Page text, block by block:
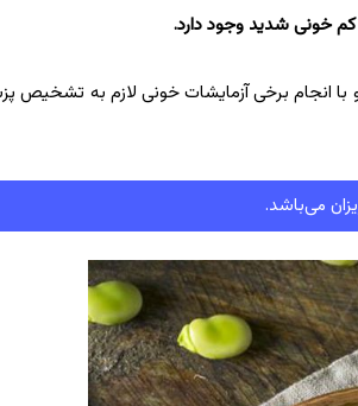
خونی شدید وجود دارد.
انجام برخی آزمایشات خونی لازم به تشخیص
می‌باشد.